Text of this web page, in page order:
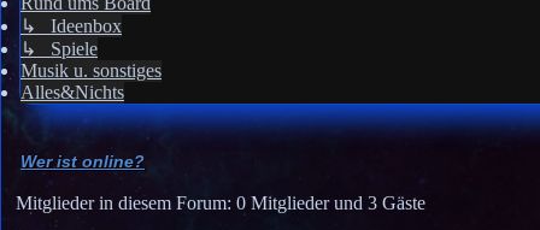
↳ Ideenbox
↳ Spiele
Musik u. sonstiges
Alles&Nichts
Wer ist online?
Mitglieder in diesem Forum: 0 Mitglieder und 3 Gäste